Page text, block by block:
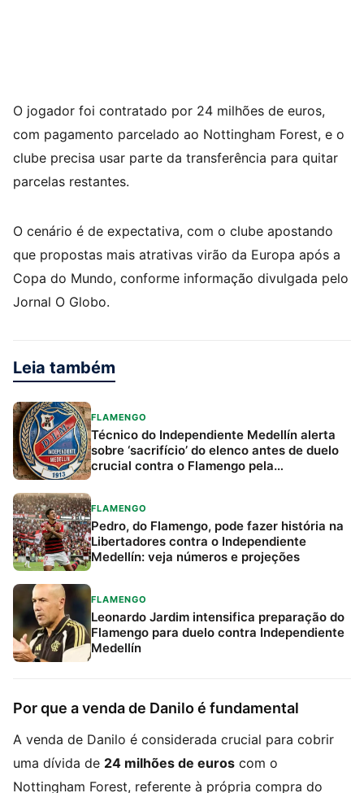
O jogador foi contratado por 24 milhões de euros,
com pagamento parcelado ao Nottingham Forest, e o
clube precisa usar parte da transferência para quitar
parcelas restantes.
O cenário é de expectativa, com o clube apostando
que propostas mais atrativas virão da Europa após a
Copa do Mundo, conforme informação divulgada pelo
Jornal O Globo.
Leia também
FLAMENGO
Técnico do Independiente Medellín alerta
sobre ‘sacrifício’ do elenco antes de duelo
crucial contra o Flamengo pela
FLAMENGO
Pedro, do Flamengo, pode fazer história na
Libertadores contra o Independiente
Medellín: veja números e projeções
FLAMENGO
Leonardo Jardim intensifica preparação do
Flamengo para duelo contra Independiente
Medellín
Por que a venda de Danilo é fundamental
A venda de Danilo é considerada crucial para cobrir
uma dívida de 24 milhões de euros com o
Nottingham Forest, referente à própria compra do